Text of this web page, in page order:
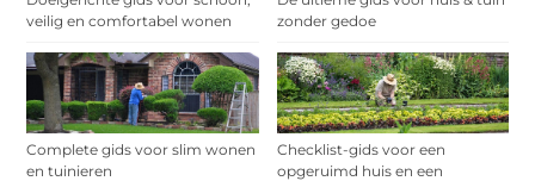
veilig en comfortabel wonen
zonder gedoe
Complete gids voor slim wonen
en tuinieren
Checklist-gids voor een
opgeruimd huis en een